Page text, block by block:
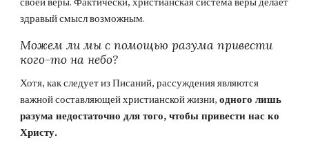
своей веры. Фактически, христианская система веры делает
здравый смысл возможным.
Можем ли мы с помощью разума привести
кого-то на небо?
Хотя, как следует из Писаний, рассуждения являются
важной составляющей христианской жизни, одного лишь
разума недостаточно для того, чтобы привести нас ко
Христу.